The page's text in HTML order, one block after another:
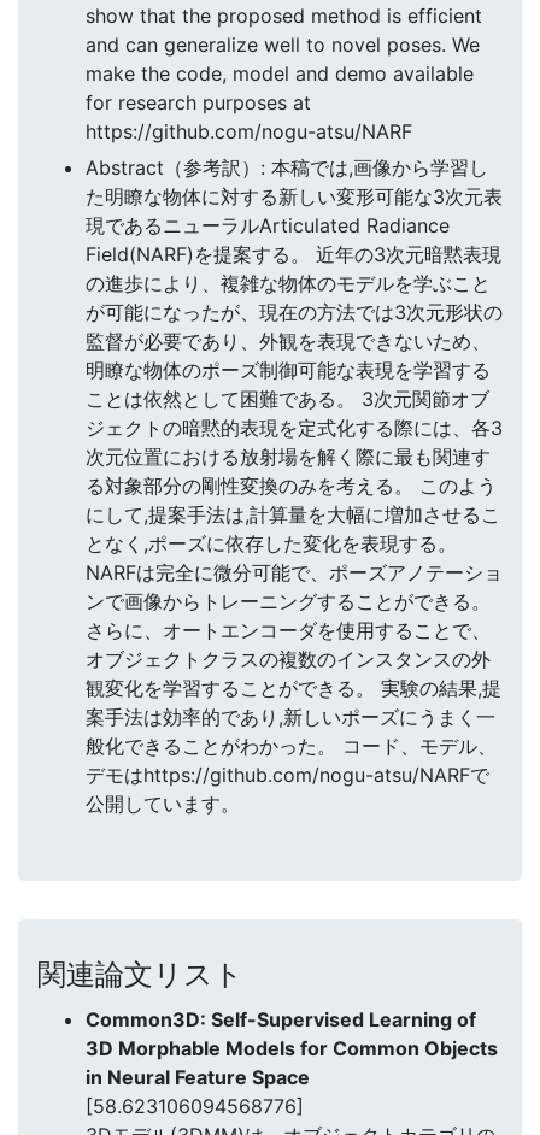
show that the proposed method is efficient
and can generalize well to novel poses. We
make the code, model and demo available
for research purposes at
https://github.com/nogu-atsu/NARF
Abstract（参考訳）: 本稿では,画像から学習し
た明瞭な物体に対する新しい変形可能な3次元表
現であるニューラルArticulated Radiance
Field(NARF)を提案する。 近年の3次元暗黙表現
の進歩により、複雑な物体のモデルを学ぶこと
が可能になったが、現在の方法では3次元形状の
監督が必要であり、外観を表現できないため、
明瞭な物体のポーズ制御可能な表現を学習する
ことは依然として困難である。 3次元関節オブ
ジェクトの暗黙的表現を定式化する際には、各3
次元位置における放射場を解く際に最も関連す
る対象部分の剛性変換のみを考える。 このよう
にして,提案手法は,計算量を大幅に増加させるこ
となく,ポーズに依存した変化を表現する。
NARFは完全に微分可能で、ポーズアノテーショ
ンで画像からトレーニングすることができる。
さらに、オートエンコーダを使用することで、
オブジェクトクラスの複数のインスタンスの外
観変化を学習することができる。 実験の結果,提
案手法は効率的であり,新しいポーズにうまく一
般化できることがわかった。 コード、モデル、
デモはhttps://github.com/nogu-atsu/NARFで
公開しています。
関連論文リスト
Common3D: Self-Supervised Learning of
3D Morphable Models for Common Objects
in Neural Feature Space
[58.623106094568776]